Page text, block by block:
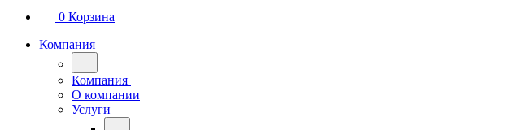
0 Корзина
Компания
Компания
О компании
Услуги